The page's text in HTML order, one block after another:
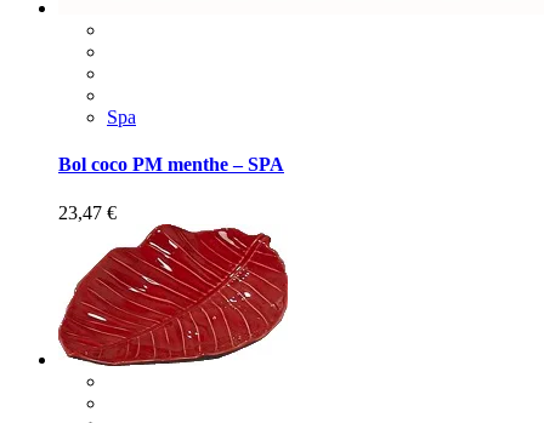
Spa
Bol coco PM menthe – SPA
23,47 €